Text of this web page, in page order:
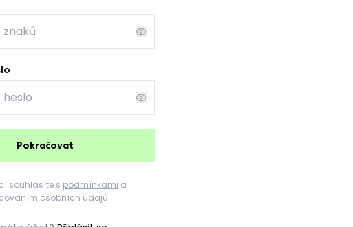
Pokračovat
souhlasíte s podmínkami a
osobních údajů.